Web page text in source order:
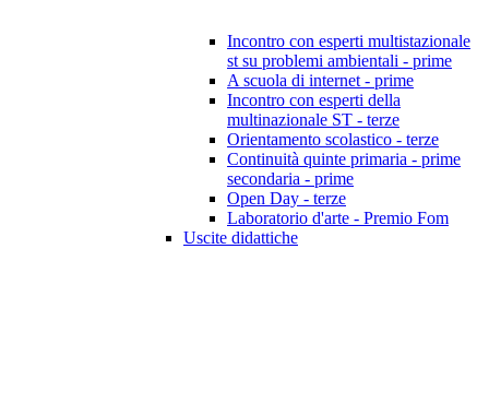
Incontro con esperti multistazionale
st su problemi ambientali - prime
A scuola di internet - prime
Incontro con esperti della
multinazionale ST - terze
Orientamento scolastico - terze
Continuità quinte primaria - prime
secondaria - prime
Open Day - terze
Laboratorio d'arte - Premio Fom
Uscite didattiche